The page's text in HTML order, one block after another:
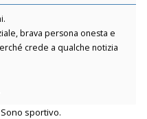
brava persona onesta e
crede a qualche notizia
sportivo.